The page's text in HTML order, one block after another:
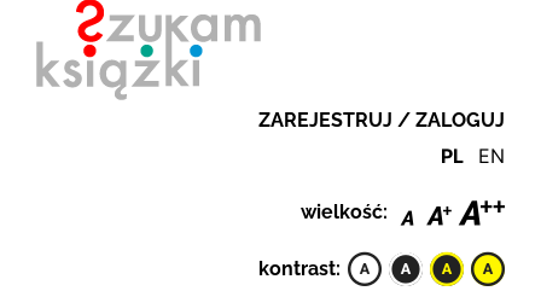
ZAREJESTRUJ / ZALOGUJ
PL EN
wielkość:
kontrast: